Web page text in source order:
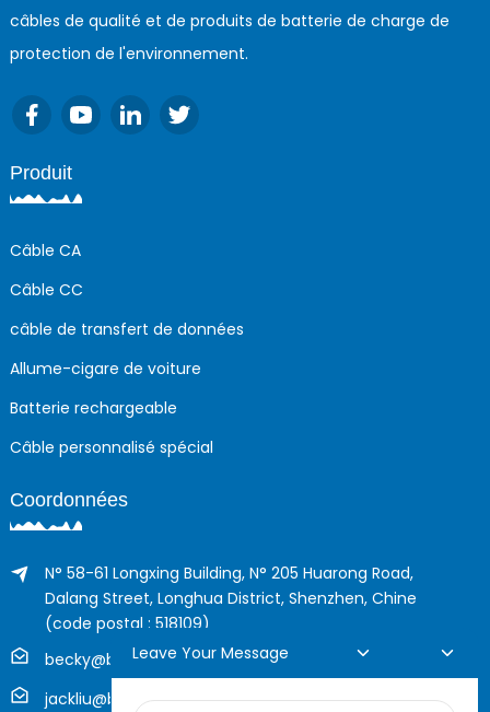
câbles de qualité et de produits de batterie de charge de
protection de l'environnement.
Produit
Câble CA
Câble CC
câble de transfert de données
Allume-cigare de voiture
Batterie rechargeable
Câble personnalisé spécial
Coordonnées
N° 58-61 Longxing Building, N° 205 Huarong Road,
Dalang Street, Longhua District, Shenzhen, Chine
(code postal : 518109)
becky@boyingcable.com
jackliu@boyingcable.com
Leave Your Message